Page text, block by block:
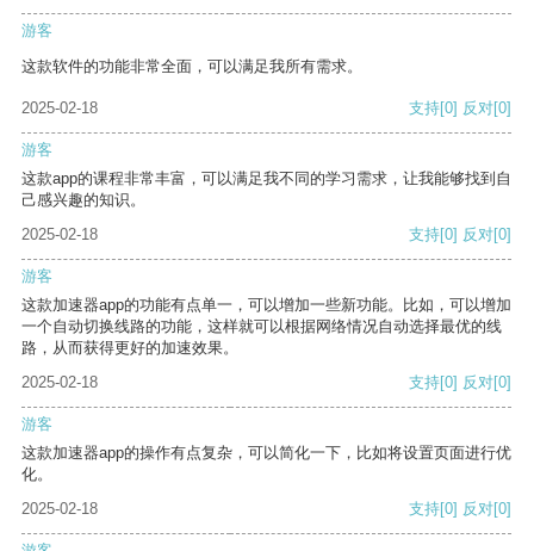
游客
这款软件的功能非常全面，可以满足我所有需求。
2025-02-18 支持[0] 反对[0]
游客
这款app的课程非常丰富，可以满足我不同的学习需求，让我能够找到自
己感兴趣的知识。
2025-02-18
支持[0] 反对[0]
游客
这款加速器app的功能有点单一，可以增加一些新功能。比如，可以增加
一个自动切换线路的功能，这样就可以根据网络情况自动选择最优的线
路，从而获得更好的加速效果。
2025-02-18
支持[0] 反对[0]
游客
这款加速器app的操作有点复杂，可以简化一下，比如将设置页面进行优
化。
2025-02-18
支持[0] 反对[0]